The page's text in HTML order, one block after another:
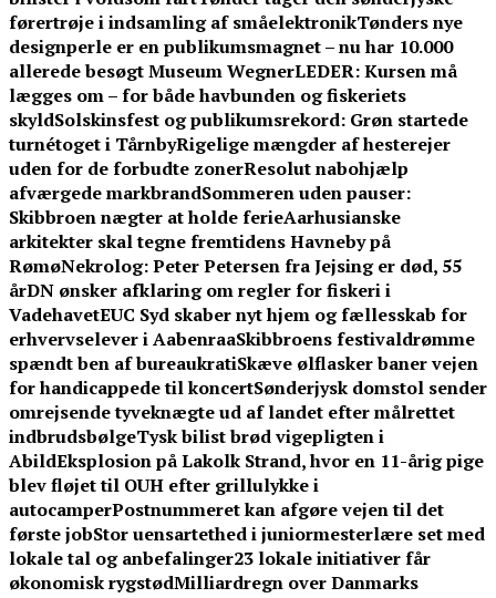
førertrøje i indsamling af småelektronikTønders nye
designperle er en publikumsmagnet – nu har 10.000
allerede besøgt Museum WegnerLEDER: Kursen må
lægges om – for både havbunden og fiskeriets
skyldSolskinsfest og publikumsrekord: Grøn startede
turnétoget i TårnbyRigelige mængder af hesterejer
uden for de forbudte zonerResolut nabohjælp
afværgede markbrandSommeren uden pauser:
Skibbroen nægter at holde ferieAarhusianske
arkitekter skal tegne fremtidens Havneby på
RømøNekrolog: Peter Petersen fra Jejsing er død, 55
årDN ønsker afklaring om regler for fiskeri i
VadehavetEUC Syd skaber nyt hjem og fællesskab for
erhvervselever i AabenraaSkibbroens festivaldrømme
spændt ben af bureaukratiSkæve ølflasker baner vejen
for handicappede til koncertSønderjysk domstol sender
omrejsende tyveknægte ud af landet efter målrettet
indbrudsbølgeTysk bilist brød vigepligten i
AbildEksplosion på Lakolk Strand, hvor en 11-årig pige
blev fløjet til OUH efter grillulykke i
autocamperPostnummeret kan afgøre vejen til det
første jobStor uensartethed i juniormesterlære set med
lokale tal og anbefalinger23 lokale initiativer får
økonomisk rygstødMilliardregn over Danmarks